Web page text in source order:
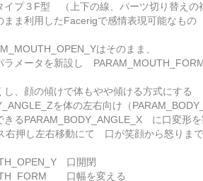
イプ３F型 （上下の線、パーツ切り替えの
まま利用したFacerigで感情表現可能なもの
はそのまま、
ラメータを新設し
し、顔の傾けで体もやや傾ける方式にする
を体の左右向け（
きるPARAM_BODY_ANGLE_X に口変形を
右押し左右移動にて 口が笑顔から怒りま
口開閉
口幅を変える